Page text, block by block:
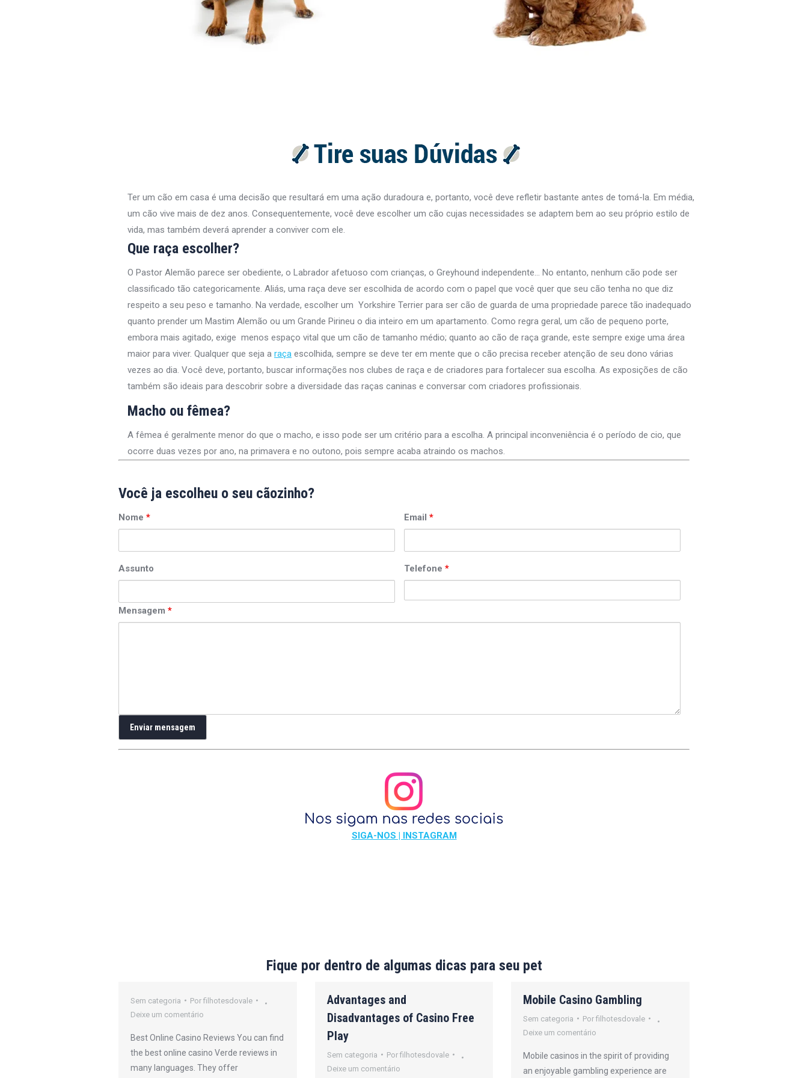
Ter um cão em casa é uma decisão que resultará em uma ação duradoura e, portanto, você deve refletir bastante antes de tomá-la. Em média,
um cão vive mais de dez anos. Consequentemente, você deve escolher um cão cujas necessidades se adaptem bem ao seu próprio estilo de
vida, mas também deverá aprender a conviver com ele.
Que raça escolher?
O Pastor Alemão parece ser obediente, o Labrador afetuoso com crianças, o Greyhound independente… No entanto, nenhum cão pode ser
classificado tão categoricamente. Aliás, uma raça deve ser escolhida de acordo com o papel que você quer que seu cão tenha no que diz
respeito a seu peso e tamanho. Na verdade, escolher um Yorkshire Terrier para ser cão de guarda de uma propriedade parece tão inadequado
quanto prender um Mastim Alemão ou um Grande Pirineu o dia inteiro em um apartamento. Como regra geral, um cão de pequeno porte,
embora mais agitado, exige menos espaço vital que um cão de tamanho médio; quanto ao cão de raça grande, este sempre exige uma área
maior para viver. Qualquer que seja a raça escolhida, sempre se deve ter em mente que o cão precisa receber atenção de seu dono várias
vezes ao dia. Você deve, portanto, buscar informações nos clubes de raça e de criadores para fortalecer sua escolha. As exposições de cão
também são ideais para descobrir sobre a diversidade das raças caninas e conversar com criadores profissionais.
Macho ou fêmea?
A fêmea é geralmente menor do que o macho, e isso pode ser um critério para a escolha. A principal inconveniência é o período de cio, que
ocorre duas vezes por ano, na primavera e no outono, pois sempre acaba atraindo os machos.
Você ja escolheu o seu cãozinho?
Nome *
Assunto
Email *
Telefone *
Mensagem *
SIGA-NOS | INSTAGRAM
Fique por dentro de algumas dicas para seu pet
Sem categoria Por filhotesdovale
Deixe um comentário
Best Online Casino Reviews You can find
the best online casino Verde reviews in
many languages. They offer
Advantages and
Disadvantages of Casino Free
Play
Sem categoria Por filhotesdovale
Deixe um comentário
Mobile Casino Gambling
Sem categoria Porfilhotesdovale
Deixe um comentário
Mobile casinos in the spirit of providing
an enjoyable gambling experience are